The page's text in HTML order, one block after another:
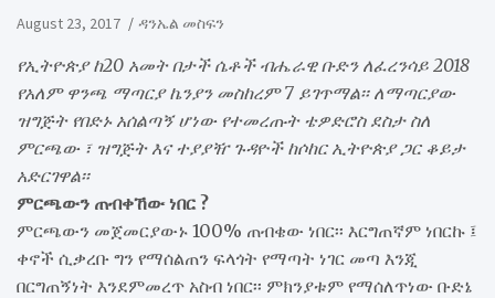
August 23, 2017 ዳንኤል መስፍን
የኢትዮጵያ ከ20 አመት በታች ሴቶች ብሔራዊ ቡድን ለፈረንሳይ 2018
የአለም ዋንጫ ማጣርያ ኬንያን መስከረም 7 ይገጥማል፡፡ ለማጣርያው
ዝግጅት የበድኑ አሰልጣኝ ሆነው የተመረጡት ቴዎድሮስ ደስታ ስለ
ምርጫው ፣ ዝግጅት እና ተያያዥ ጉዳዮች ከሶከር ኢትዮጵያ ጋር ቆይታ
አድርገዋል፡፡
ምርጫውን ጠብቀኸው ነበር ?
ምርጫውን መጀመርያውኑ 100% ጠብቄው ነበር፡፡ እርግጠኛም ነበርኩ ፤
ቀኖች ሲቃረቡ ግን የማሰልጠን ፍላጎት የማጣት ነገር መጣ እንጂ
በርግጠኝነት እንደምመረጥ አስብ ነበር፡፡ ምክንያቱም የማሰለጥነው ቡድኔ